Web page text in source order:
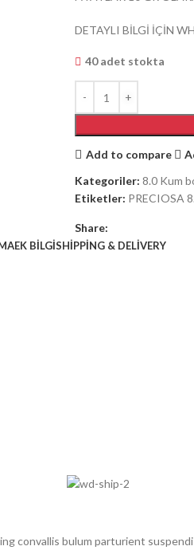
DETAYLI BİLGİ İÇİN
40 adet stokta
Add to compare
Kategoriler: 8.0 Kum
Etiketler: PRECIOSA
Share:
EK BILGISHIPPING & DELIVERY
convallis bulum parturient